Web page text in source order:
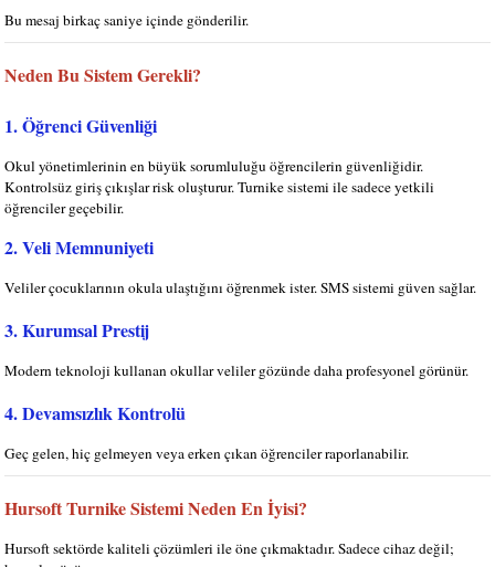
Bu mesaj birkaç saniye içinde gönderilir.
Neden Bu Sistem Gerekli?
1. Öğrenci Güvenliği
Okul yönetimlerinin en büyük sorumluluğu öğrencilerin güvenliğidir.
Kontrolsüz giriş çıkışlar risk oluşturur. Turnike sistemi ile sadece yetkili
öğrenciler geçebilir.
2. Veli Memnuniyeti
Veliler çocuklarının okula ulaştığını öğrenmek ister. SMS sistemi güven sağlar.
3. Kurumsal Prestij
Modern teknoloji kullanan okullar veliler gözünde daha profesyonel görünür.
4. Devamsızlık Kontrolü
Geç gelen, hiç gelmeyen veya erken çıkan öğrenciler raporlanabilir.
Hursoft Turnike Sistemi Neden En İyisi?
Hursoftsektörde kaliteli çözümleri ile öne çıkmaktadır. Sadece cihaz değil;